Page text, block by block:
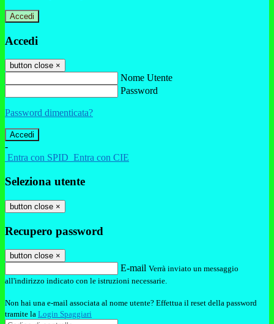
Accedi
Accedi
button close ×
Nome Utente
Password
Password dimenticata?
-
Entra con SPID Entra con CIE
Seleziona utente
button close ×
Recupero password
button close ×
E-mail Verrà inviato un messaggio
all'indirizzo indicato con le istruzioni necessarie.
Non hai una e-mail associata al nome utente? Effettua il reset della password
tramite la Login Spaggiari